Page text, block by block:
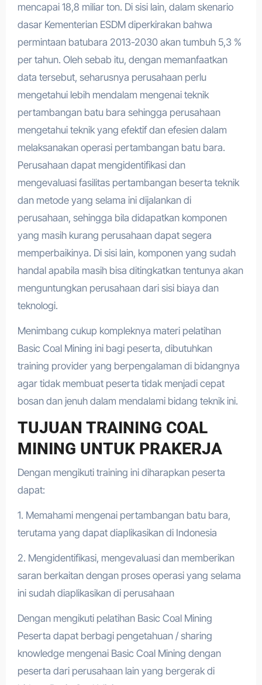
mencapai 18,8 miliar ton. Di sisi lain, dalam skenario
dasar Kementerian ESDM diperkirakan bahwa
permintaan batubara 2013-2030 akan tumbuh 5,3 %
per tahun. Oleh sebab itu, dengan memanfaatkan
data tersebut, seharusnya perusahaan perlu
mengetahui lebih mendalam mengenai teknik
pertambangan batu bara sehingga perusahaan
mengetahui teknik yang efektif dan efesien dalam
melaksanakan operasi pertambangan batu bara.
Perusahaan dapat mengidentifikasi dan
mengevaluasi fasilitas pertambangan beserta teknik
dan metode yang selama ini dijalankan di
perusahaan, sehingga bila didapatkan komponen
yang masih kurang perusahaan dapat segera
memperbaikinya. Di sisi lain, komponen yang sudah
handal apabila masih bisa ditingkatkan tentunya akan
menguntungkan perusahaan dari sisi biaya dan
teknologi.
Menimbang cukup kompleknya materi pelatihan
Basic Coal Mining ini bagi peserta, dibutuhkan
training provider yang berpengalaman di bidangnya
agar tidak membuat peserta tidak menjadi cepat
bosan dan jenuh dalam mendalami bidang teknik ini.
TUJUAN TRAINING COAL
MINING UNTUK PRAKERJA
Dengan mengikuti training ini diharapkan peserta
dapat:
1. Memahami mengenai pertambangan batu bara,
terutama yang dapat diaplikasikan di Indonesia
2. Mengidentifikasi, mengevaluasi dan memberikan
saran berkaitan dengan proses operasi yang selama
ini sudah diaplikasikan di perusahaan
Dengan mengikuti pelatihan Basic Coal Mining
Peserta dapat berbagi pengetahuan / sharing
knowledge mengenai Basic Coal Mining dengan
peserta dari perusahaan lain yang bergerak di